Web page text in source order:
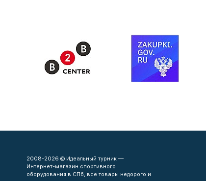
2008-2026 © Идеальный турник —
Интернет-магазин спортивного
оборудования в СПб, все товары недорого и